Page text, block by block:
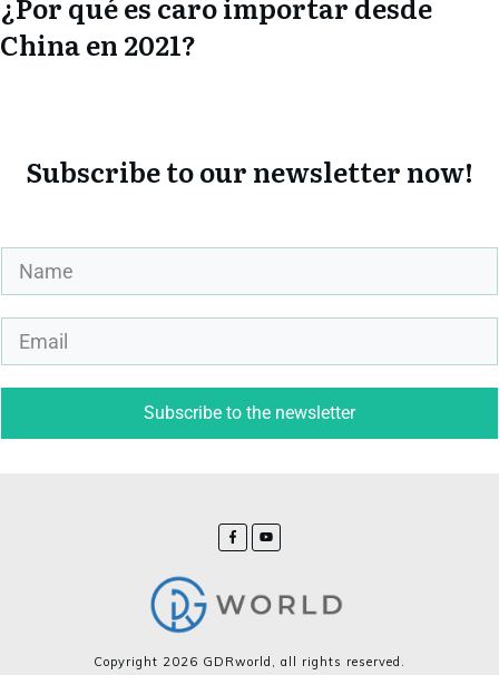
China en 2021?
Subscribe to our newsletter now!
Subscribe to the newsletter
Copyright 2026 GDRworld , all rights reserved.